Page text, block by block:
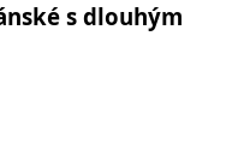
s dlouhým